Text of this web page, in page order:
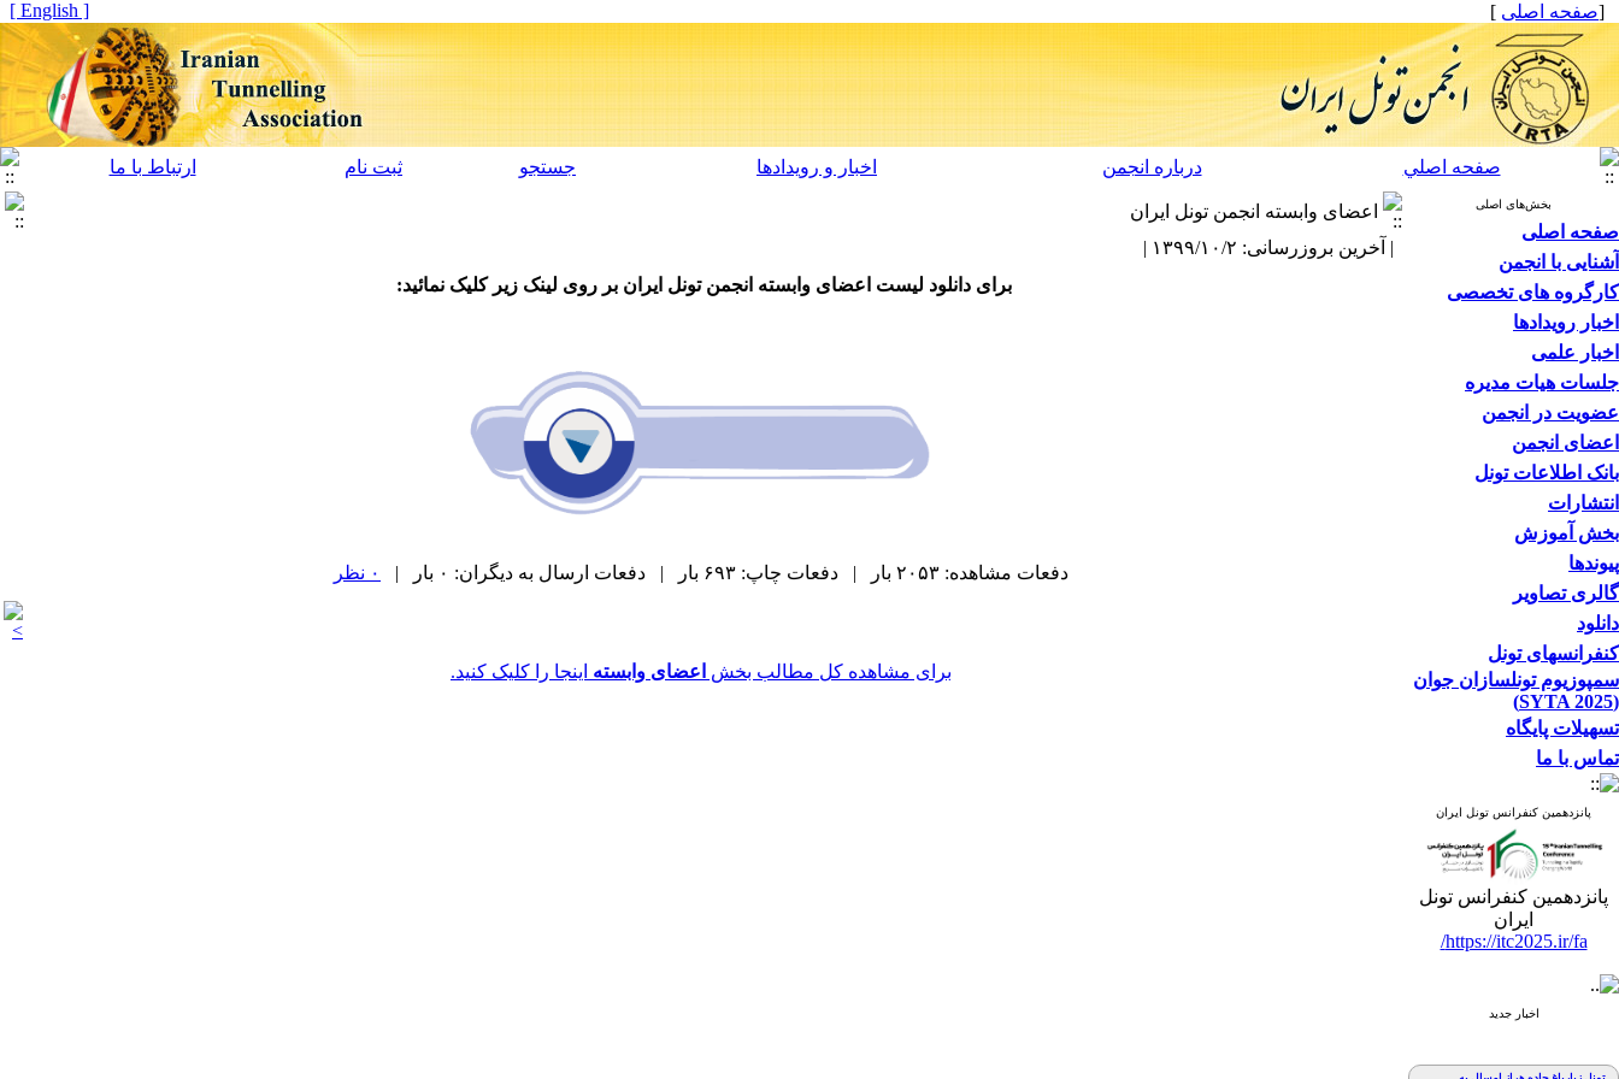
[صفحه اصلی ]
[ English ]
صفحه اصلي درباره انجمن اخبار و رویدادها جستجو ثبت نام ارتباط با ما
بخش‌های اصلی
صفحه اصلی
آشنایی با انجمن
کارگروه های تخصصی
اخبار رویدادها
اخبار علمی
جلسات هیات مدیره
عضویت در انجمن
اعضای انجمن
بانک اطلاعات تونل
انتشارات
بخش آموزش
پیوندها
گالری تصاویر
دانلود
کنفرانسهای تونل
سمپوزیوم تونلسازان جوان
(SYTA 2025)
تسهیلات پایگاه
تماس با ما
پانزدهمین کنفرانس تونل ایران
پانزدهمین کنفرانس تونل
ایران
https://itc2025.ir/fa/
اخبار جدید
تونل زیارباغ جاده هراز امسال به
اعضای وابسته انجمن تونل ایران
| آخرین بروزرسانی: ۱۳۹۹/۱۰/۲ |
برای دانلود لیست اعضای وابسته انجمن تونل ایران بر روی لینک زیر کلیک نمائید:
دفعات مشاهده: ۲۰۵۳ بار | دفعات چاپ: ۶۹۳ بار | دفعات ارسال به دیگران: ۰ بار | ۰ نظر
برای مشاهده کل مطالب بخش اعضای وابسته اینجا را کلیک کنید.